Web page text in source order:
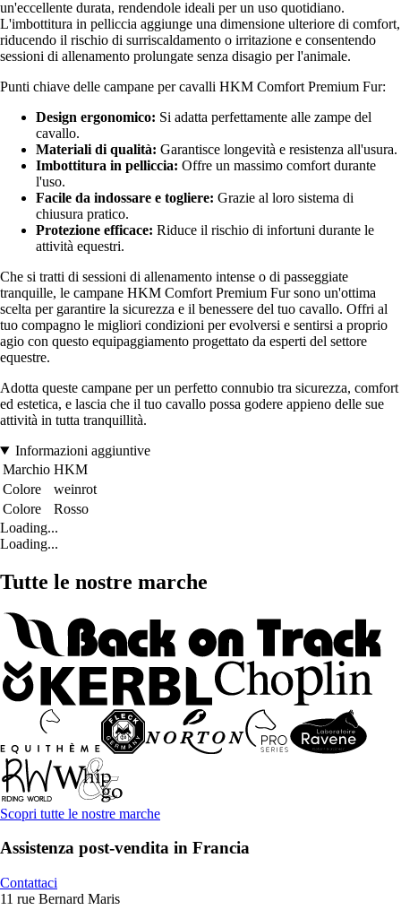
un'eccellente durata, rendendole ideali per un uso quotidiano.
L'imbottitura in pelliccia aggiunge una dimensione ulteriore di comfort,
riducendo il rischio di surriscaldamento o irritazione e consentendo
sessioni di allenamento prolungate senza disagio per l'animale.
Punti chiave delle campane per cavalli HKM Comfort Premium Fur:
Design ergonomico: Si adatta perfettamente alle zampe del
cavallo.
Materiali di qualità: Garantisce longevità e resistenza all'usura.
Imbottitura in pelliccia: Offre un massimo comfort durante
l'uso.
Facile da indossare e togliere: Grazie al loro sistema di
chiusura pratico.
Protezione efficace: Riduce il rischio di infortuni durante le
attività equestri.
Che si tratti di sessioni di allenamento intense o di passeggiate
tranquille, le campane HKM Comfort Premium Fur sono un'ottima
scelta per garantire la sicurezza e il benessere del tuo cavallo. Offri al
tuo compagno le migliori condizioni per evolversi e sentirsi a proprio
agio con questo equipaggiamento progettato da esperti del settore
equestre.
Adotta queste campane per un perfetto connubio tra sicurezza, comfort
ed estetica, e lascia che il tuo cavallo possa godere appieno delle sue
attività in tutta tranquillità.
Informazioni aggiuntive
Marchio HKM
Colore
weinrot
Colore
Rosso
Loading...
Loading...
Tutte le nostre marche
Scopri tutte le nostre marche
Assistenza post-vendita in Francia
Contattaci
11 rue Bernard Maris